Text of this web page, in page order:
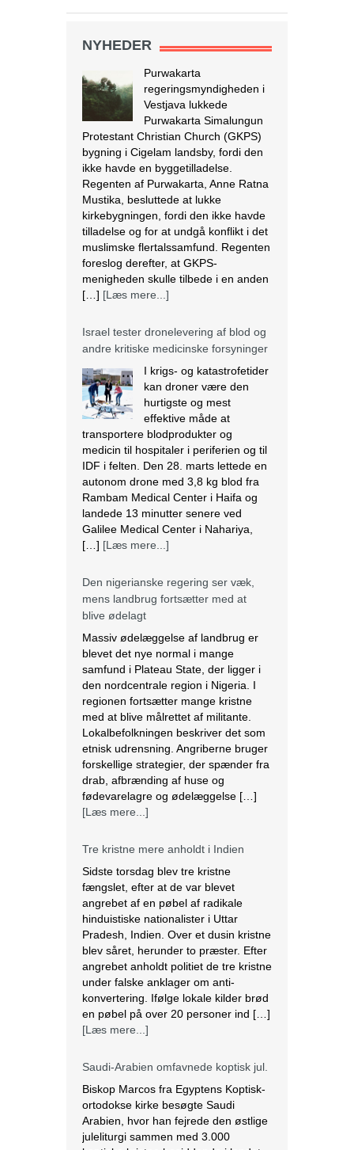
NYHEDER
bygning i Cigelam landsby, fordi den
ikke havde en byggetilladelse.
Regenten af Purwakarta, Anne Ratna
Mustika, besluttede at lukke
kirkebygningen, fordi den ikke havde
tilladelse og for at undgå konflikt i det
muslimske flertalssamfund. Regenten
foreslog derefter, at GKPS-
menigheden skulle tilbede i en anden
[…] [Læs mere...]
Israel tester dronelevering af blod og
andre kritiske medicinske forsyninger
I krigs- og katastrofetider
kan droner være den
hurtigste og mest
transportere blodprodukter og
medicin til hospitaler i periferien og til
IDF i felten. Den 28. marts lettede en
autonom drone med 3,8 kg blod fra
Rambam Medical Center i Haifa og
landede 13 minutter senere ved
Galilee Medical Center i Nahariya,
[…][Læs mere...]
Den nigerianske regering ser væk,
mens landbrug fortsætter med at
blive ødelagt
Massiv ødelæggelse af landbrug er
blevet det nye normal i mange
den nordcentrale region i Nigeria. I
regionen fortsætter mange kristne
med at blive målrettet af militante.
Lokalbefolkningen beskriver det som
etnisk udrensning. Angriberne bruger
forskellige strategier, der spænder fra
drab, afbrænding af huse og
fødevarelagre og ødelæggelse […]
[Læs mere...]
Tre kristne mere anholdt i Indien
Sidste torsdag blev tre kristne
fængslet, efter at de var blevet
angrebet af en pøbel af radikale
hinduistiske nationalister i Uttar
blev såret, herunder to præster. Efter
angrebet anholdt politiet de tre kristne
under falske anklager om anti-
konvertering. Ifølge lokale kilder brød
en pøbel på over 20 personer ind […]
[Læs mere...]
Saudi-Arabien omfavnede koptisk jul.
Biskop Marcos fra Egyptens Koptisk-
ortodokse kirke besøgte Saudi
Arabien, hvor han fejrede den østlige
juleliturgi sammen med 3.000
Dette var den første offentlige
julefejring anerkendt af den islamiske
nation, der er hjemsted for
pilgrimsfærdsstederne Mekka og
Medina. Marcos besøgte Saudi
Arabien første gang i 2012 for at